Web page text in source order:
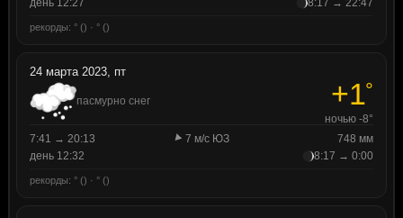
день 12:27
8:17 → 22:47
рекорды: ° () · ° ()
24 марта 2023, пт
пасмурно снег +1°
ночью -8°
7:41 → 20:13
7 м/с ЮЗ
748 мм
день 12:32
8:17 → 0:00
рекорды: ° () · ° ()